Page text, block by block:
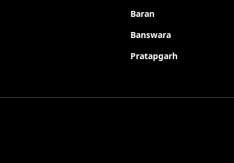
Baran
Banswara
Pratapgarh